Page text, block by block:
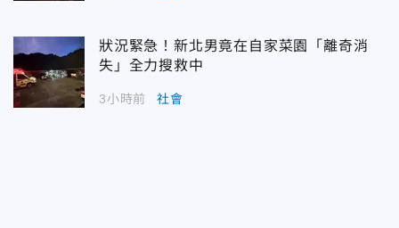
狀況緊急！新北男竟在自家菜園「離奇消
失」全力搜救中
3小時前 社會